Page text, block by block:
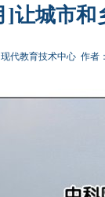
]让城市
代教育技术中心 作者：